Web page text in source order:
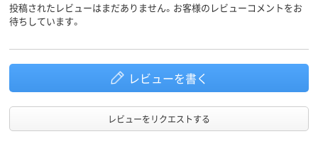
投稿されたレビューはまだありません。お客様のレビューコメントをお
待ちしています。
レビューを書く
レビューをリクエストする